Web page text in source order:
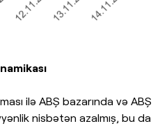
ilə ABŞ bazarında və ABŞ
nisbətən azalmış, bu da